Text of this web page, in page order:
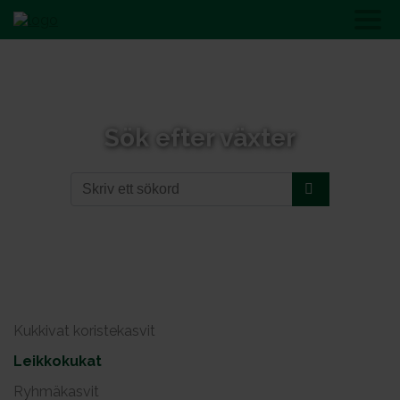
Sök efter växter
Kukkivat koristekasvit
Leikkokukat
Ryhmäkasvit